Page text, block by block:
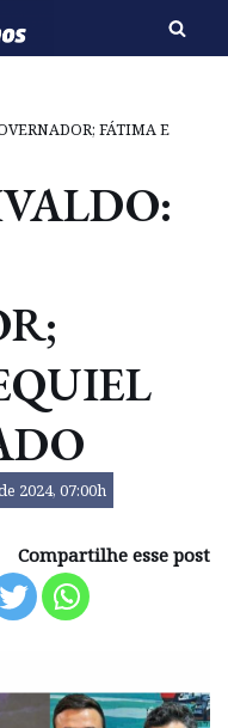
FÁTIMA E
2024, 07:00h
Compartilhe esse post